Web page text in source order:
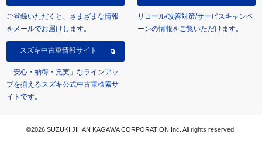
ご登録いただくと、さまざまな情報
をメールでお届けします。
リコール/改善対策/サービスキャンペ
ーンの情報をご覧いただけます。
スズキ中古車情報サイト
「安心・納得・充実」なラインアッ
プを揃えるスズキ公式中古車検索サ
イトです。
©2026 SUZUKI JIHAN KAGAWA CORPORATION Inc. All rights reserved.